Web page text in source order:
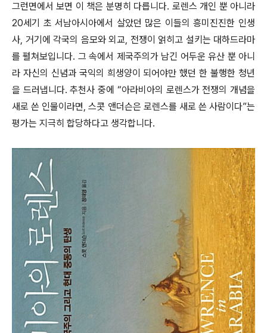
그런면에서 보면 이 책은 분명히 다릅니다. 로렌스 개인 뿐 아니라
20세기 초 서남아시아에서 살았던 많은 이들의 흥미진진한 인생
사, 거기에 각국의 음모와 외교, 전쟁이 얽히고 설키는 대하드라마
를 펼쳐보입니다. 그 속에서 제국주의가 남긴 어두운 유산 뿐 아니
라 자신의 신념과 국익의 희생양이 되어야만 했던 한 불행한 청년
을 드러냅니다. 추천사 중에 “아라비아의 로렌스가 전쟁의 개념을
새로 쓴 인물이라면, 스콧 앤더슨은 로렌스를 새로 쓴 사람이다”는
평가는 지극히 합당하다고 생각합니다.